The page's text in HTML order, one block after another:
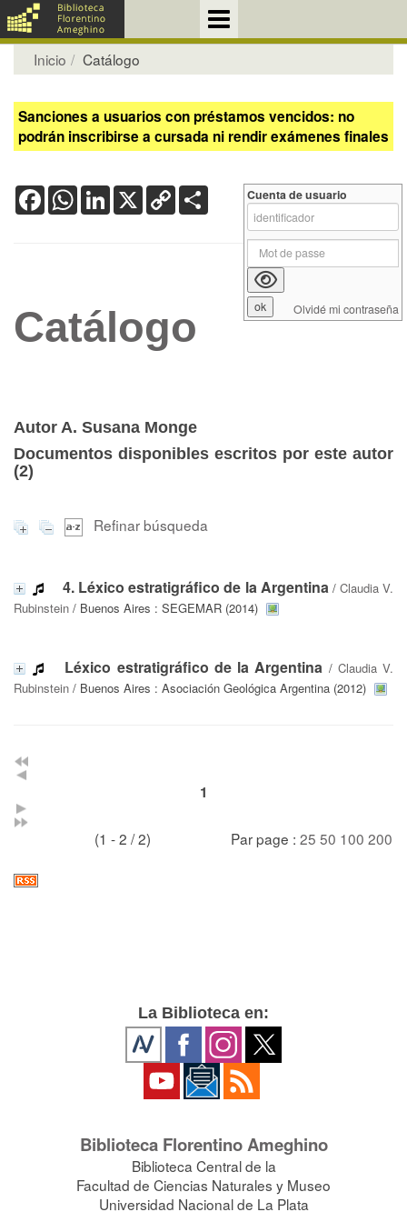
Inicio Catálogo
Sanciones a usuarios con préstamos vencidos: no
podrán inscribirse a cursada ni rendir exámenes finales
FacebookWhatsApp
LinkedIn
X Copy
Link
Catálogo
Autor A. Susana Monge
Documentos disponibles escritos por este autor
(2)
Refinar búsqueda
4. Léxico estratigráfico de la Argentina/ Claudia V.
Rubinstein / Buenos Aires : SEGEMAR (2014)
Léxico estratigráfico de la Argentina / Claudia V.
Rubinstein / Buenos Aires : Asociación Geológica Argentina (2012)
1
(1 - 2 / 2) Par page : 25 50 100 200
Cuenta de usuario
Olvidé mi contraseña
La Biblioteca en:
Biblioteca Florentino Ameghino
Biblioteca Central de la
Facultad de Ciencias Naturales y Museo
Universidad Nacional de La Plata